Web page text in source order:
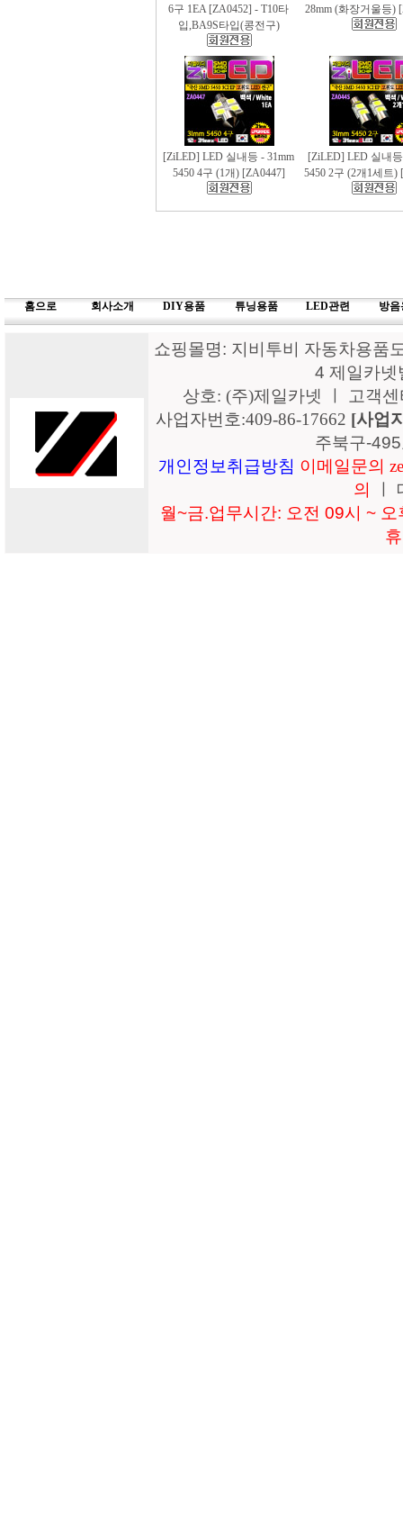
6구 1EA [ZA0452] - T10타
입,BA9S타입(콩전구)
28mm (화장거울등)
[ZiLED] LED 실내등 - 31mm
5450 4구 (1개) [ZA0447]
[ZiLED] LED 실내
5450 2구 (2개1세트)
홈으로 회사소개 DIY용품 튜닝용품 LED관련 방음
쇼핑몰명: 지비투비 자동차용품
4 제일카
상호: (주)제일카넷 ㅣ 고객
사업자번호:409-86-17662 [사업
주북구-
개인정보취급방침 이메일문의
의
월~금.업무시간: 오전 09시 ~